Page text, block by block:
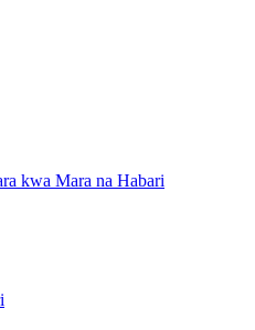
kwa Mara na Habari